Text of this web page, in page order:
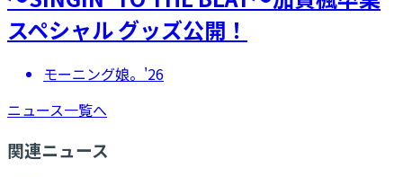
スペシャル グッズ公開！
モーニング娘。'26
ニュース一覧へ
関連ニュース